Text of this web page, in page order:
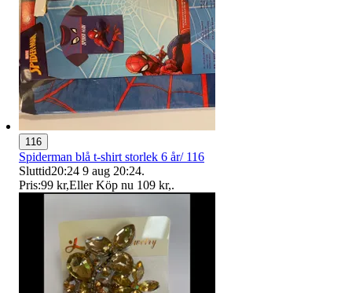
116
Spiderman blå t-shirt storlek 6 år/ 116
Sluttid20:24 9 aug 20:24.
Pris:99 kr,Eller Köp nu 109 kr,.